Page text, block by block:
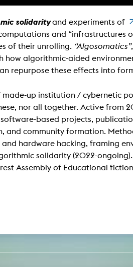
solidarity and experiments of
and “infrastructures
of their unrolling. “Algosomatics”
algorithmic-aided
repurpose these effects into
up institution / cybernetic
nor all together. Active from
based projects,
community formation.
hardware hacking, framing
solidarity (2022-
Assembly of Educational
Gleichstellung
Nützliche Hilfen / Kontakte
Förderpreis für FLINTA*
Studium mit Kind
Antidiskriminierung
AStA und StuPa
Freunde der KHM e.V.
Partner
In Erinnerung
Hinweisgeberschutzgesetz